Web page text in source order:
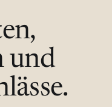
und